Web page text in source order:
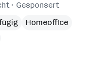
Gesponsert
Homeoffice